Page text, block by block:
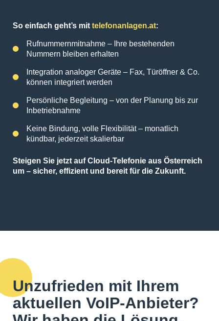
So einfach geht’s mit telefonanlagen.at:
Rufnummernmitnahme – Ihre bestehenden
Nummern bleiben erhalten
Integration analoger Geräte – Fax, Türöffner & Co.
können integriert werden
Persönliche Begleitung – von der Planung bis zur
Inbetriebnahme
Keine Bindung, volle Flexibilität – monatlich
kündbar, jederzeit skalierbar
Steigen Sie jetzt auf Cloud-Telefonie aus Österreich
um – sicher, effizient und bereit für die Zukunft.
Unzufrieden mit Ihrem
aktuellen VoIP-Anbieter?